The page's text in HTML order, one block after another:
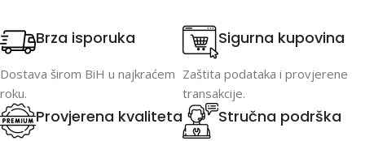
Brza isporuka
Dostava širom BiH u najkraćem
roku.
Sigurna kupovina
Zaštita podataka i provjerene
transakcije.
Provjerena kvaliteta Stručna podrška